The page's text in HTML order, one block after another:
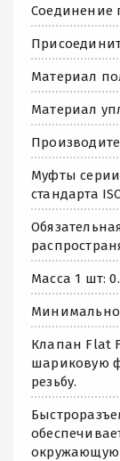
Соединение
Материал
Материал
Муфты серии
стандарта
Масса 1 шт:
Клапан Flat
шариковую
резьбу.
окружающую